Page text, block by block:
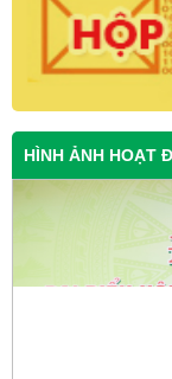
HÌNH ẢNH HOẠT